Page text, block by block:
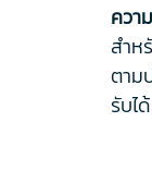
ควา
สำห
ตาม
รับไ